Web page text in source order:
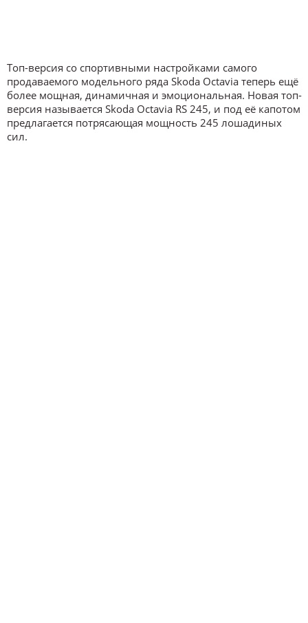
Топ-версия со спортивными настройками самого
продаваемого модельного ряда Skoda Octavia теперь ещё
более мощная, динамичная и эмоциональная. Новая топ-
версия называется Skoda Octavia RS 245, и под её капотом
предлагается потрясающая мощность 245 лошадиных
сил.